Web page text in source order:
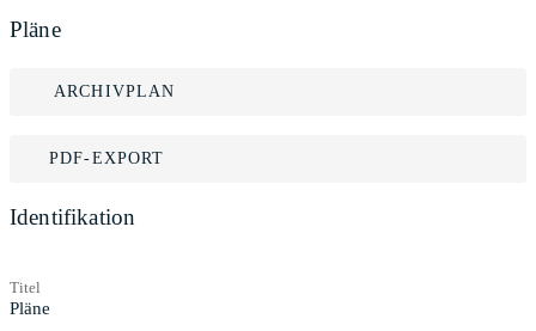
Pläne
ARCHIVPLAN
PDF-EXPORT
Identifikation
Titel
Pläne